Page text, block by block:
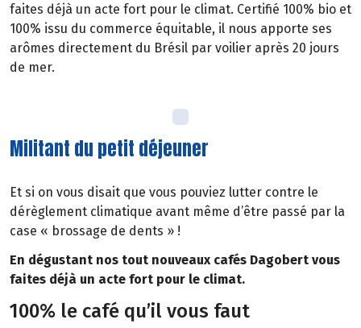
faites déjà un acte fort pour le climat. Certifié 100% bio et
100% issu du commerce équitable, il nous apporte ses
arômes directement du Brésil par voilier après 20 jours
de mer.
Militant du petit déjeuner
Et si on vous disait que vous pouviez lutter contre le
dérèglement climatique avant même d’être passé par la
case « brossage de dents » !
En dégustant nos tout nouveaux cafés Dagobert vous
faites déjà un acte fort pour le climat.
100% le café qu’il vous faut